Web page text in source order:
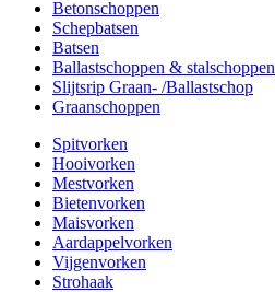
Betonschoppen
Schepbatsen
Batsen
Ballastschoppen & stalschoppen
Slijtsrip Graan- /Ballastschop
Graanschoppen
Spitvorken
Hooivorken
Mestvorken
Bietenvorken
Maisvorken
Aardappelvorken
Vijgenvorken
Strohaak